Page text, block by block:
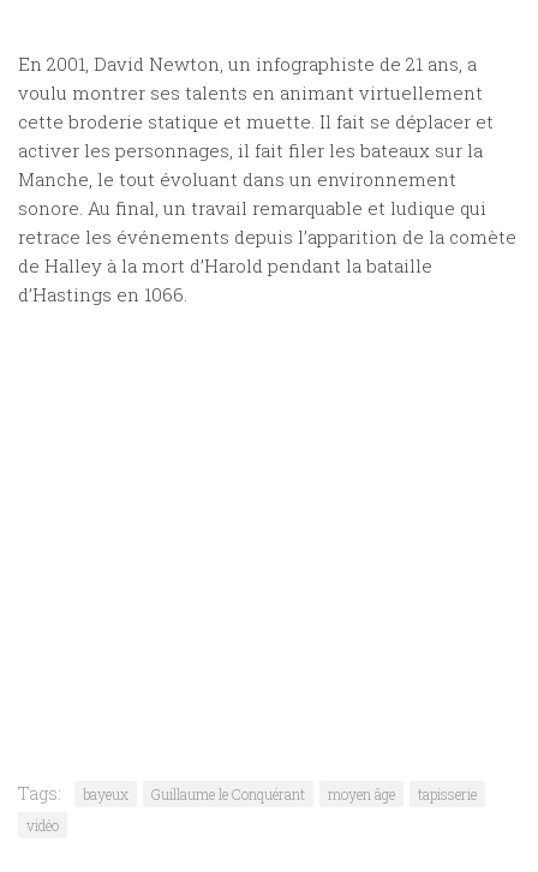
En 2001, David Newton, un infographiste de 21 ans, a
voulu montrer ses talents en animant virtuellement
cette broderie statique et muette. Il fait se déplacer et
activer les personnages, il fait filer les bateaux sur la
Manche, le tout évoluant dans un environnement
sonore. Au final, un travail remarquable et ludique qui
retrace les événements depuis l’apparition de la comète
de Halley à la mort d’Harold pendant la bataille
d’Hastings en 1066.
Tags: bayeux Guillaume le Conquérant moyen âge
tapisserie
vidéo